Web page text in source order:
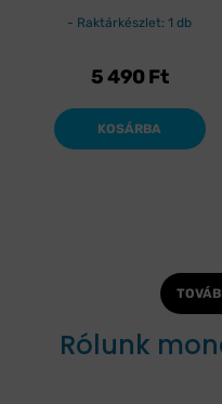
Raktárkészlet: 1 db
5 490 Ft
KOSÁRBA
Rólunk